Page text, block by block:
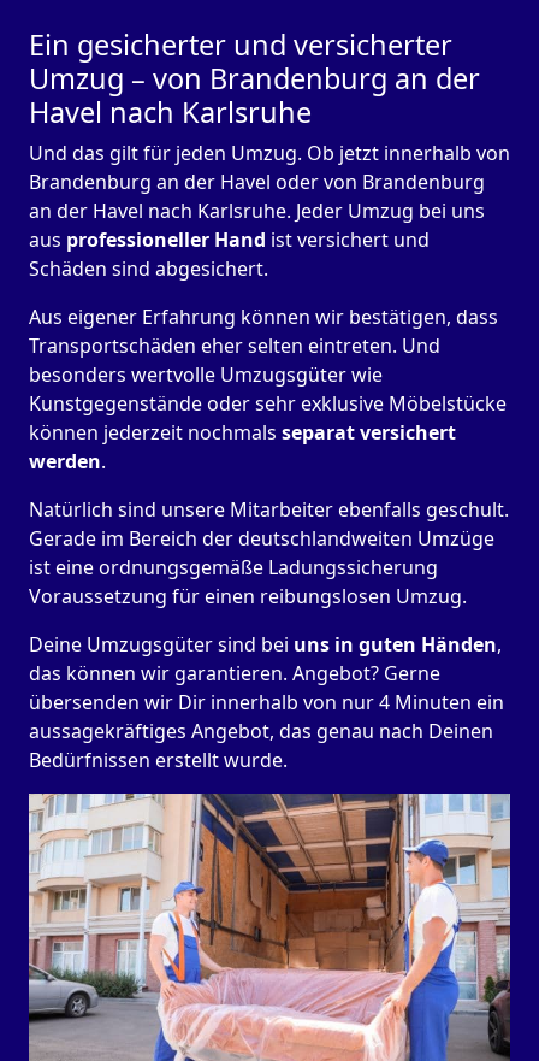
Ein gesicherter und versicherter
Umzug – von Brandenburg an der
Havel nach Karlsruhe
Und das gilt für jeden Umzug. Ob jetzt innerhalb von
Brandenburg an der Havel oder von Brandenburg
an der Havel nach Karlsruhe. Jeder Umzug bei uns
aus professioneller Hand ist versichert und
Schäden sind abgesichert.
Aus eigener Erfahrung können wir bestätigen, dass
Transportschäden eher selten eintreten. Und
besonders wertvolle Umzugsgüter wie
Kunstgegenstände oder sehr exklusive Möbelstücke
können jederzeit nochmals separat versichert
werden.
Natürlich sind unsere Mitarbeiter ebenfalls geschult.
Gerade im Bereich der deutschlandweiten Umzüge
ist eine ordnungsgemäße Ladungssicherung
Voraussetzung für einen reibungslosen Umzug.
Deine Umzugsgüter sind bei uns in guten Händen,
das können wir garantieren. Angebot? Gerne
übersenden wir Dir innerhalb von nur 4 Minuten ein
aussagekräftiges Angebot, das genau nach Deinen
Bedürfnissen erstellt wurde.